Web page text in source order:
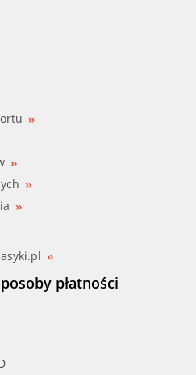
płatności